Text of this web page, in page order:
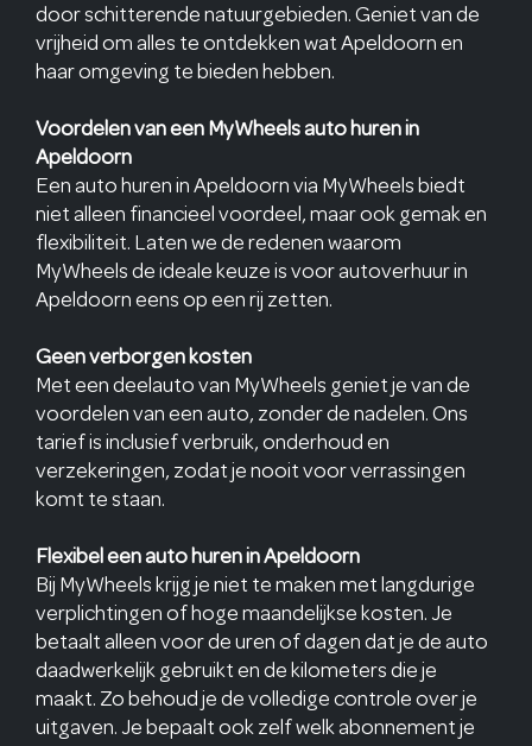
door schitterende natuurgebieden. Geniet van de
vrijheid om alles te ontdekken wat Apeldoorn en
haar omgeving te bieden hebben.
Voordelen van een MyWheels auto huren in
Apeldoorn
Een auto huren in Apeldoorn via MyWheels biedt
niet alleen financieel voordeel, maar ook gemak en
flexibiliteit. Laten we de redenen waarom
MyWheels de ideale keuze is voor autoverhuur in
Apeldoorn eens op een rij zetten.
Geen verborgen kosten
Met een deelauto van MyWheels geniet je van de
voordelen van een auto, zonder de nadelen. Ons
tarief is inclusief verbruik, onderhoud en
verzekeringen, zodat je nooit voor verrassingen
komt te staan.
Flexibel een auto huren in Apeldoorn
Bij MyWheels krijg je niet te maken met langdurige
verplichtingen of hoge maandelijkse kosten. Je
betaalt alleen voor de uren of dagen dat je de auto
daadwerkelijk gebruikt en de kilometers die je
maakt. Zo behoud je de volledige controle over je
uitgaven. Je bepaalt ook zelf welk abonnement je